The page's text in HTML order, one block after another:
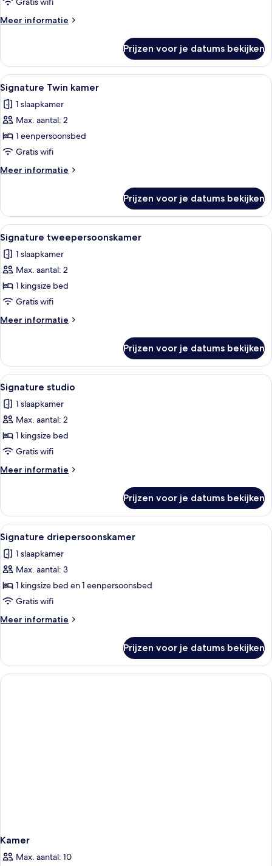
Meer informatie
Meer
kamer
Prijzen voor je datums bekijken
Alle
foto's
voor
Signature
Twin
kamer
laden
Een plank met verschillende blikjes
21
Signature Twin kamer
1 slaapkamer
Max. aantal: 2
1 eenpersoonsbed
Gratis wifi
Meer informatie
Meer
Twin
kamer
Prijzen voor je datums bekijken
Alle
foto's
voor
Signature
tweepersoonskamer
laden
Een plank met verschillende blikjes
20
Signature tweepersoonskamer
1 slaapkamer
Max. aantal: 2
1 kingsize bed
Gratis wifi
Meer informatie
Meer
tweepersoonskamer
Prijzen voor je datums bekijken
Alle
foto's
voor
Signature
studio
laden
Een moderne keuken met
30
Signature studio
1 slaapkamer
Max. aantal: 2
1 kingsize bed
Gratis wifi
Meer informatie
Meer
studio
Prijzen voor je datums bekijken
Alle
foto's
voor
Signature
driepersoonskamer
laden
Een plank met verschillende blikjes
15
Signature driepersoonskamer
1 slaapkamer
Max. aantal: 3
1 kingsize bed en 1 eenpersoonsbed
Gratis wifi
Meer informatie
Meer
driepersoonskamer
Prijzen voor je datums bekijken
Kamer
Max. aantal: 10